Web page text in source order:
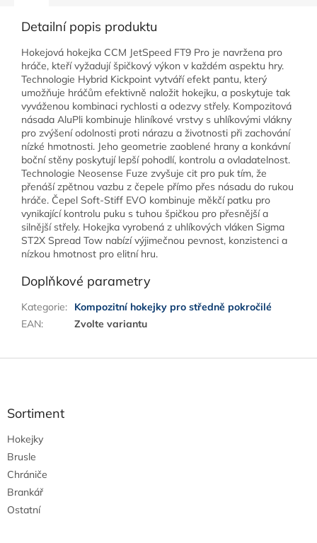
Detailní popis produktu
Hokejová hokejka CCM JetSpeed FT9 Pro je navržena pro
hráče, kteří vyžadují špičkový výkon v každém aspektu hry.
Technologie Hybrid Kickpoint vytváří efekt pantu, který
umožňuje hráčům efektivně naložit hokejku, a poskytuje tak
vyváženou kombinaci rychlosti a odezvy střely. Kompozitová
násada AluPli kombinuje hliníkové vrstvy s uhlíkovými vlákny
pro zvýšení odolnosti proti nárazu a životnosti při zachování
nízké hmotnosti. Jeho geometrie zaoblené hrany a konkávní
boční stěny poskytují lepší pohodlí, kontrolu a ovladatelnost.
Technologie Neosense Fuze zvyšuje cit pro puk tím, že
přenáší zpětnou vazbu z čepele přímo přes násadu do rukou
hráče. Čepel Soft-Stiff EVO kombinuje měkčí patku pro
vynikající kontrolu puku s tuhou špičkou pro přesnější a
silnější střely. Hokejka vyrobená z uhlíkových vláken Sigma
ST2X Spread Tow nabízí výjimečnou pevnost, konzistenci a
nízkou hmotnost pro elitní hru.
Doplňkové parametry
Kategorie:
Kompozitní hokejky pro středně pokročilé
EAN: Zvolte variantu
Sortiment
Hokejky
Brusle
Chrániče
Brankář
Ostatní